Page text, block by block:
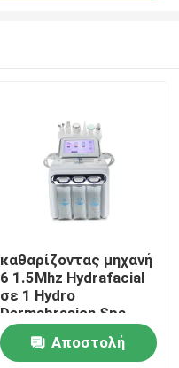
καθαρίζοντας μηχανή
6 1.5Mhz Hydrafacial
σε 1 Hydro
Dermabrasion Spa
νερό Dermabrasion
Αποστολή